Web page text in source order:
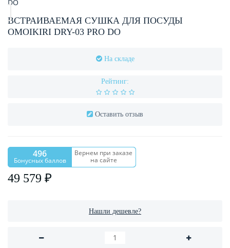
ВСТРАИВАЕМАЯ СУШКА ДЛЯ ПОСУДЫ
OMOIKIRI DRY-03 PRO DO
На складе
Рейтинг:
Оставить отзыв
496
Бонусных баллов
Вернем при заказе
на сайте
49 579 ₽
Нашли дешевле?